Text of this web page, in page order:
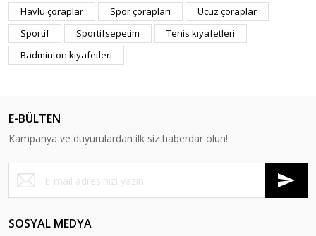
Havlu çoraplar
Spor çorapları
Ucuz çoraplar
Sportif
Sportifsepetim
Tenis kıyafetleri
Badminton kıyafetleri
E-BÜLTEN
Kampanya ve duyurulardan ilk siz haberdar olun!
SOSYAL MEDYA